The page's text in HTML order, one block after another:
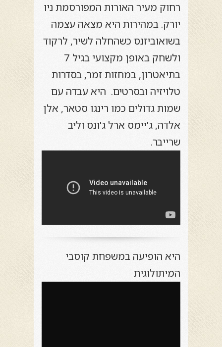
רחוק מעיר האורות המפורסמת ניו
יורק. במהירות היא מצאה עצמה
בשואוביזנס כשהחלה לשיר, לרקוד
ולשחק באופן מקצועי בגיל 7
בתיאטרון, במחזות זמר, בסדרות
טלויזיה ובסרטים. היא עבדה עם
שמות גדולים כמו רינגו סטאר, אלן
אלדה, ג'יימס ארל ג'ונס וליב
שרייבר.
היא הופיעה במשפחת קוסבי
המיתולוגית